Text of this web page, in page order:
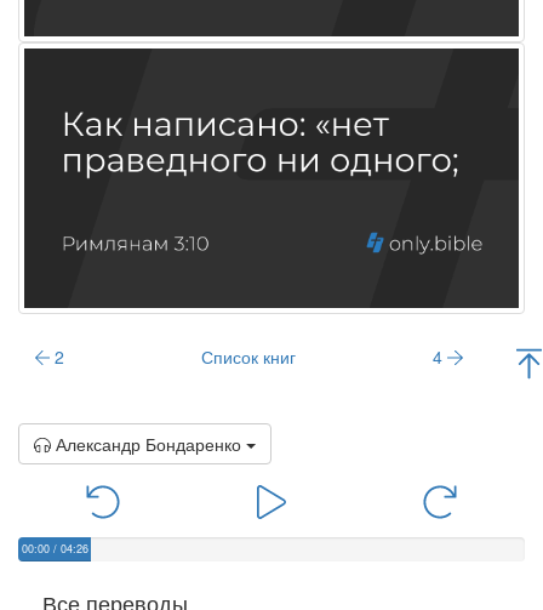
2 Список книг 4
Александр Бондаренко
00:00 / 04:26
Все переводы